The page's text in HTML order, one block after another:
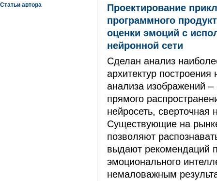
Статьи автора
Проектирование
программного
оценки эмоций с
нейронной сети
Сделан анализ
архитектур построения
анализа изображений –
прямого
нейросеть, сверточная
Существующие на
позволяют
выдают рекомендаций
эмоционального
немаловажным